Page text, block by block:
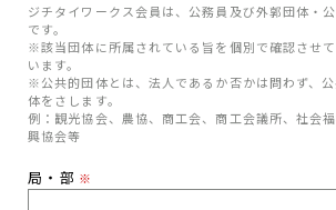
ジチタイワークス会員は、公務員及び外郭団体・
です。
※該当団体に所属されている旨を個別で確認させ
います。
※公共的団体とは、法人であるか否かは問わず、
体をさします。
例：観光協会、農協、商工会、商工会議所、社会
興協会等
局・部 ※